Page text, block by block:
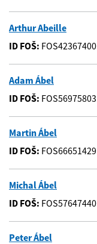
Arthur Abeille
ID FOŠ: FOS42367400
Adam Ábel
ID FOŠ: FOS56975803
Martin Ábel
ID FOŠ: FOS66651429
Michal Ábel
ID FOŠ: FOS57647440
Peter Ábel